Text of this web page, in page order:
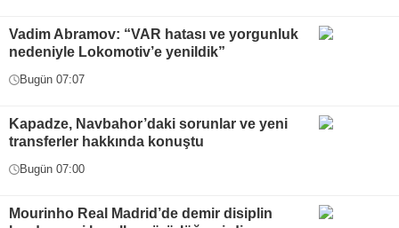
Vadim Abramov: “VAR hatası ve yorgunluk
nedeniyle Lokomotiv’e yenildik”
Bugün 07:07
Kapadze, Navbahor’daki sorunlar ve yeni
transferler hakkında konuştu
Bugün 07:00
Mourinho Real Madrid’de demir disiplin